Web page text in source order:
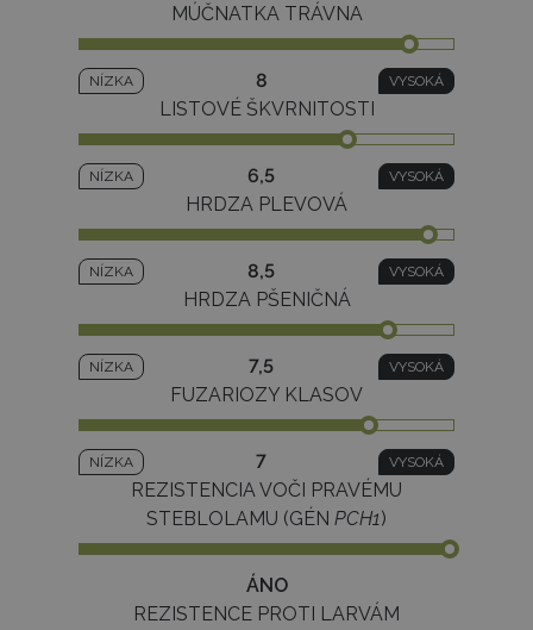
MÚČNATKA TRÁVNA
NÍZKA 8 VYSOKÁ
LISTOVÉ ŠKVRNITOSTI
NÍZKA 6,5 VYSOKÁ
HRDZA PLEVOVÁ
NÍZKA 8,5 VYSOKÁ
HRDZA PŠENIČNÁ
NÍZKA 7,5 VYSOKÁ
FUZARIOZY KLASOV
NÍZKA 7 VYSOKÁ
REZISTENCIA VOČI PRAVÉMU
STEBLOLAMU (GÉN PCH1)
ÁNO
REZISTENCE PROTI LARVÁM